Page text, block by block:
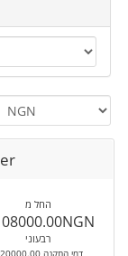
החל מ
רבעוני